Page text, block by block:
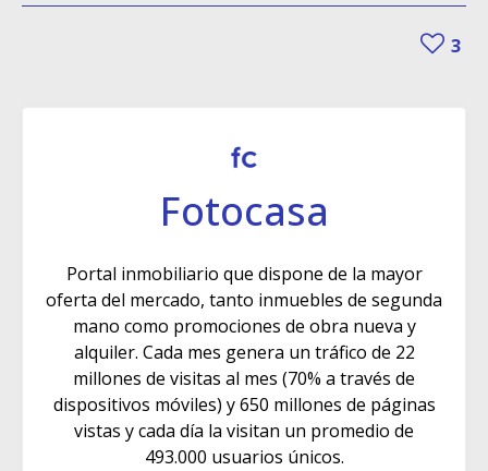
3
Fotocasa
Portal inmobiliario que dispone de la mayor
oferta del mercado, tanto inmuebles de segunda
mano como promociones de obra nueva y
alquiler. Cada mes genera un tráfico de 22
millones de visitas al mes (70% a través de
dispositivos móviles) y 650 millones de páginas
vistas y cada día la visitan un promedio de
493.000 usuarios únicos.